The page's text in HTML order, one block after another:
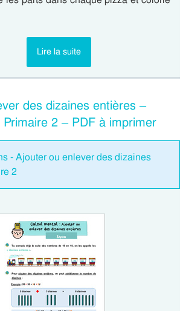
Lire la suite
des dizaines entières –
2 – PDF à imprimer
- Ajouter ou enlever des dizaines
2